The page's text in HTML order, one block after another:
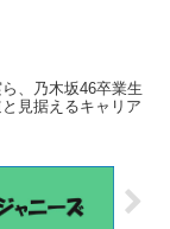
、乃木坂46卒業生
見据えるキャリア